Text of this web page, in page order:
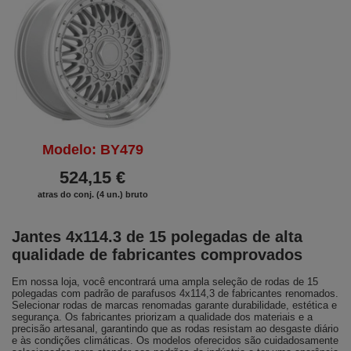
Modelo: BY479
524,15 €
atras do conj. (4 un.) bruto
Jantes 4x114.3 de 15 polegadas de alta
qualidade de fabricantes comprovados
Em nossa loja, você encontrará uma ampla seleção de rodas de 15
polegadas com padrão de parafusos 4x114,3 de fabricantes renomados.
Selecionar rodas de marcas renomadas garante durabilidade, estética e
segurança. Os fabricantes priorizam a qualidade dos materiais e a
precisão artesanal, garantindo que as rodas resistam ao desgaste diário
e às condições climáticas. Os modelos oferecidos são cuidadosamente